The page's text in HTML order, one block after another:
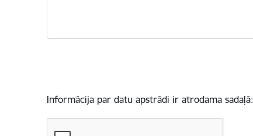
Informācija par datu apstrādi ir atrodama sadaļā: